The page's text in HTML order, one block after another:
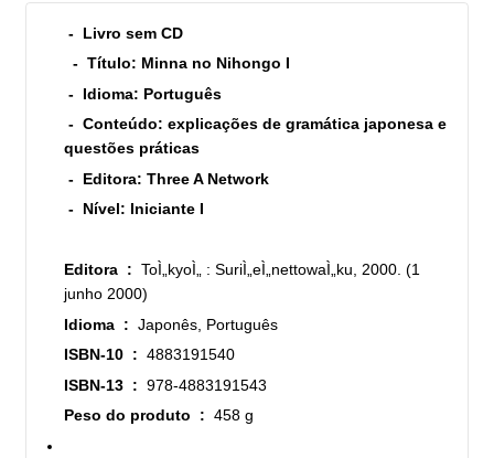
- Livro sem CD
- Título: Minna no Nihongo I
- Idioma: Português
- Conteúdo: explicações de gramática japonesa e
questões práticas
- Editora: Three A Network
- Nível: Iniciante I
Editora ‏ : ‎ ToÌ„kyoÌ„ : SuriÌ„eÌ„nettowaÌ„ku, 2000. (1
junho 2000)
Idioma ‏ : ‎ Japonês, Português
ISBN-10 ‏ : ‎ 4883191540
ISBN-13 ‏ : ‎ 978-4883191543
Peso do produto ‏ : ‎ 458 g